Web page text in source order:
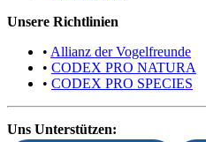
Unsere Richtlinien
• Allianz der Vogelfreunde
• CODEX PRO NATURA
• CODEX PRO SPECIES
Uns Unterstützen: